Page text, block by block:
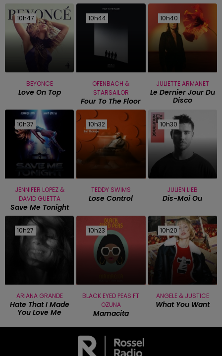
10h47
10h47
BEYONCE
Love On Top
10h44
10h44
OFENBACH &
STARSAILOR
Four To The Floor
10h40
10h40
JULIETTE ARMANET
Le Dernier Jour Du
Disco
10h37
10h37
JENNIFER LOPEZ &
DAVID GUETTA
Save Me Tonight
10h32
10h32
TEDDY SWIMS
Lose Control
10h30
10h30
JULIEN LIEB
Dis-Moi Ou
10h27
10h27
ARIANA GRANDE
Hate That I Made
You Love Me
10h23
10h23
BLACK EYED PEAS FT
OZUNA
Mamacita
10h20
10h20
ANGELE & JUSTICE
What You Want